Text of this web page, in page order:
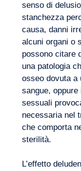
senso di
stanchezza
causa, danni
alcuni organi o
possono citare
una patologia
osseo dovuta a
sangue,
sessuali
necessaria nel
che comporta
sterilità.
L’effetto